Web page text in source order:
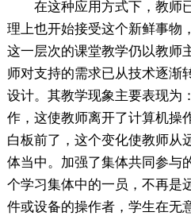
在这种应用方式下，教师
理上也开始接受这个新鲜事物
这一层次的课堂教学仍以教师
师对支持的需求已从技术逐渐
设计。其教学现象主要表现为
作，这使教师离开了计算机操
白板前了，这个变化使教师从
体当中。加强了集体共同参与
个学习集体中的一员，不再是
件或设备的操作者，学生在无